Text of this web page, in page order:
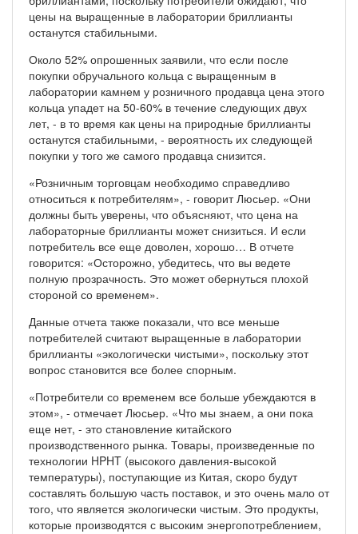
цены на выращенные в лаборатории бриллианты
останутся стабильными.
Около 52% опрошенных заявили, что если после
покупки обручального кольца с выращенным в
лаборатории камнем у розничного продавца цена этого
кольца упадет на 50-60% в течение следующих двух
лет, - в то время как цены на природные бриллианты
останутся стабильными, - вероятность их следующей
покупки у того же самого продавца снизится.
«Розничным торговцам необходимо справедливо
относиться к потребителям», - говорит Люсьер. «Они
должны быть уверены, что объясняют, что цена на
лабораторные бриллианты может снизиться. И если
потребитель все еще доволен, хорошо… В отчете
говорится: «Осторожно, убедитесь, что вы ведете
полную прозрачность. Это может обернуться плохой
стороной со временем».
Данные отчета также показали, что все меньше
потребителей считают выращенные в лаборатории
бриллианты «экологически чистыми», поскольку этот
вопрос становится все более спорным.
«Потребители со временем все больше убеждаются в
этом», - отмечает Люсьер. «Что мы знаем, а они пока
еще нет, - это становление китайского
производственного рынка. Товары, произведенные по
технологии HPHT (высокого давления-высокой
температуры), поступающие из Китая, скоро будут
составлять большую часть поставок, и это очень мало от
того, что является экологически чистым. Это продукты,
которые производятся с высоким энергопотреблением,